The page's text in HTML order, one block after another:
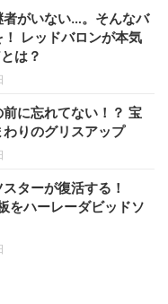
者がいない…。そんなバ
レッドバロンが本気
は？
に忘れてない！？ 宝
りのグリスアップ
ターが復活する！
をハーレーダビッドソ